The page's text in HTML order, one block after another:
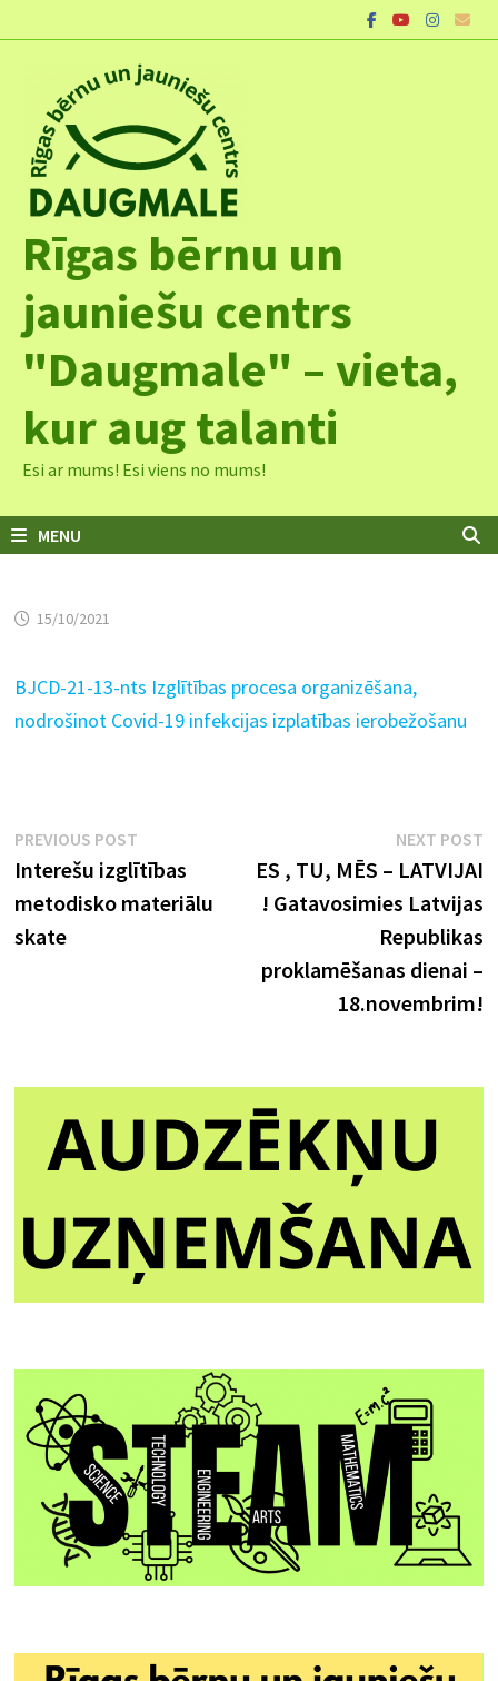
to
Rīgas bērnu un
jauniešu centrs
"Daugmale" – vieta,
kur aug talanti
Esi ar mums! Esi viens no mums!
MENU
15/10/2021
BJCD-21-13-nts Izglītības procesa organizēšana,
nodrošinot Covid-19 infekcijas izplatības ierobežošanu
Ziņu
izvēlne
PREVIOUS POST
post:
Interešu izglītības
metodisko materiālu
skate
NEXT POST
ES , TU, MĒS – LATVIJAI
! Gatavosimies Latvijas
Republikas
proklamēšanas dienai –
18.novembrim!